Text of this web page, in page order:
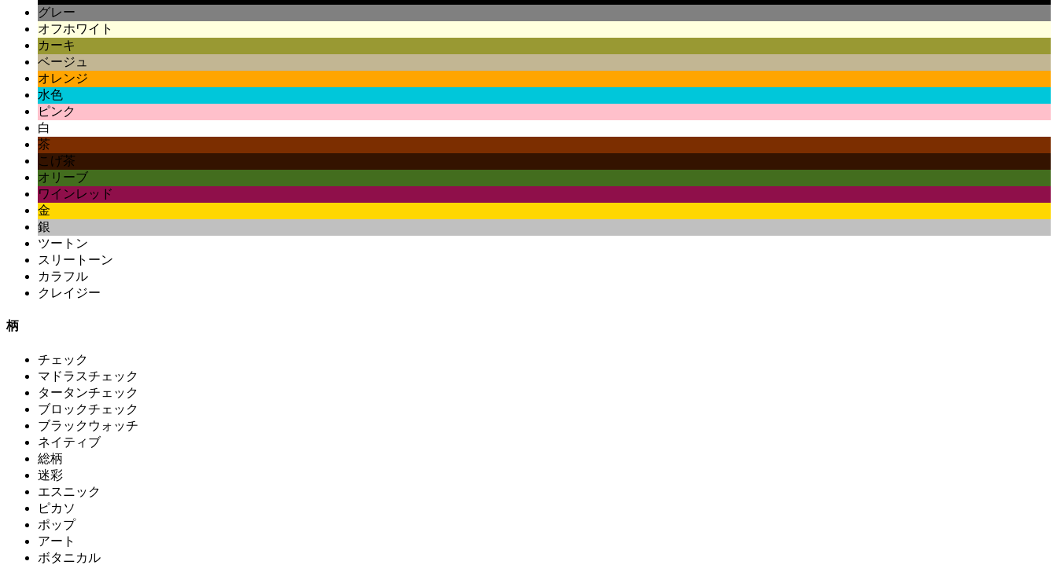
グレー
オフホワイト
カーキ
ベージュ
オレンジ
水色
ピンク
白
茶
こげ茶
オリーブ
ワインレッド
金
銀
ツートン
スリートーン
カラフル
クレイジー
柄
チェック
マドラスチェック
タータンチェック
ブロックチェック
ブラックウォッチ
ネイティブ
総柄
迷彩
エスニック
ピカソ
ポップ
アート
ボタニカル